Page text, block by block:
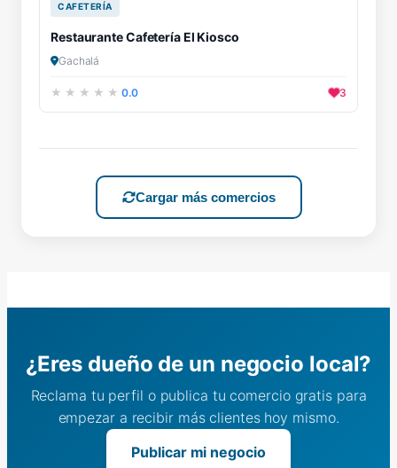
CAFETERÍA
Restaurante Cafetería El Kiosco
Gachalá
0.0 3
Cargar más comercios
¿Eres dueño de un negocio local?
Reclama tu perfil o publica tu comercio gratis para
empezar a recibir más clientes hoy mismo.
Publicar mi negocio